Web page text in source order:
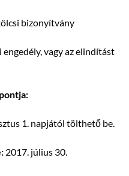
bizonyítvány
vagy az elindítást
1. napjától tölthető be.
2017. július 30.